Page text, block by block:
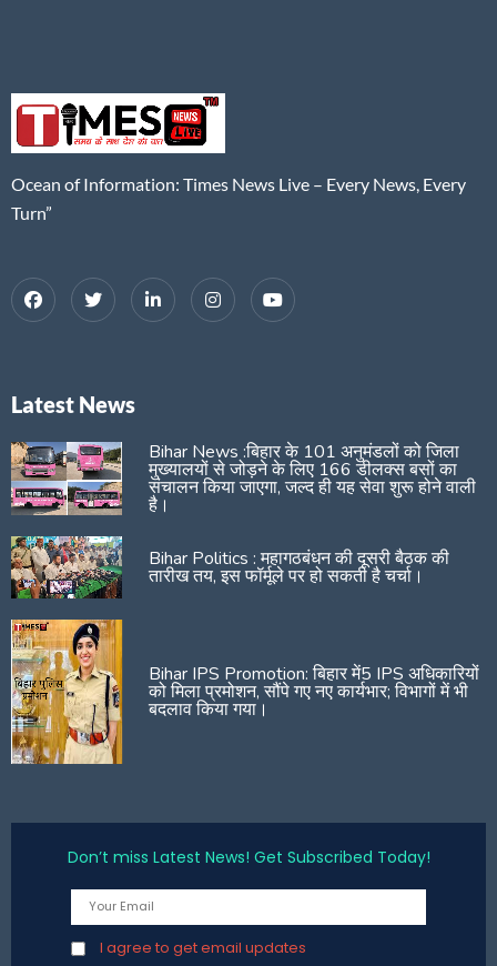
Ocean of Information: Times News Live – Every News, Every
Turn”
Latest News
Bihar News :बिहार के 101 अनुमंडलों को जिला
मुख्यालयों से जोड़ने के लिए 166 डीलक्स बसों का
संचालन किया जाएगा, जल्द ही यह सेवा शुरू होने वाली
है।
Bihar Politics : महागठबंधन की दूसरी बैठक की
तारीख तय, इस फॉर्मूले पर हो सकती है चर्चा।
Bihar IPS Promotion: बिहार में5 IPS अधिकारियों
को मिला प्रमोशन, सौंपे गए नए कार्यभार; विभागों में भी
बदलाव किया गया।
Don’t miss Latest News! Get Subscribed Today!
I agree to get email updates